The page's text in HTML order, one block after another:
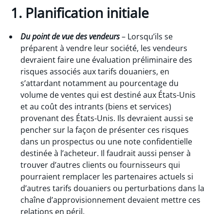
1. Planification initiale
Du point de vue des vendeurs– Lorsqu’ils se
préparent à vendre leur société, les vendeurs
devraient faire une évaluation préliminaire des
risques associés aux tarifs douaniers, en
s’attardant notamment au pourcentage du
volume de ventes qui est destiné aux États-Unis
et au coût des intrants (biens et services)
provenant des États-Unis. Ils devraient aussi se
pencher sur la façon de présenter ces risques
dans un prospectus ou une note confidentielle
destinée à l’acheteur. Il faudrait aussi penser à
trouver d’autres clients ou fournisseurs qui
pourraient remplacer les partenaires actuels si
d’autres tarifs douaniers ou perturbations dans la
chaîne d’approvisionnement devaient mettre ces
relations en péril.